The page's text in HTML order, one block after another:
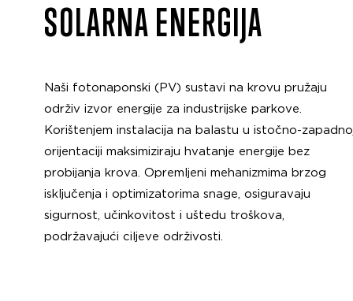
SOLARNA ENERGIJA
Naši fotonaponski (PV) sustavi na krovu pružaju
održiv izvor energije za industrijske parkove.
Korištenjem instalacija na balastu u istočno-
orijentaciji maksimiziraju hvatanje energije bez
probijanja krova. Opremljeni mehanizmima brzog
isključenja i optimizatorima snage, osiguravaju
sigurnost, učinkovitost i uštedu troškova,
podržavajući ciljeve održivosti.